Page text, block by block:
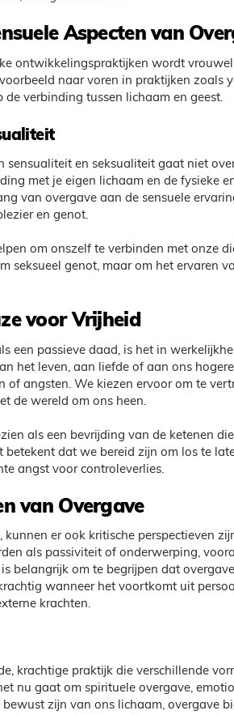
Aspecten van
ontwikkelingspraktijken wordt
naar voren in praktijken zoals
de verbinding tussen lichaam en geest.
sensualiteit en seksualiteit gaat niet
met je eigen lichaam en de fysieke
van overgave aan de sensuele
en genot.
om onszelf te verbinden met onze
seksueel genot, maar om het ervaren
voor Vrijheid
een passieve daad, is het in
het leven, aan liefde of aan ons
of angsten. We kiezen ervoor om te
de wereld om ons heen.
als een bevrijding van de ketenen
betekent dat we bereid zijn om los te
angst voor controleverlies.
van Overgave
er ook kritische perspectieven
als passiviteit of onderwerping,
belangrijk om te begrijpen dat
wanneer het voortkomt uit
krachten.
krachtige praktijk die verschillende
nu gaat om spirituele overgave,
zijn van ons lichaam, overgave